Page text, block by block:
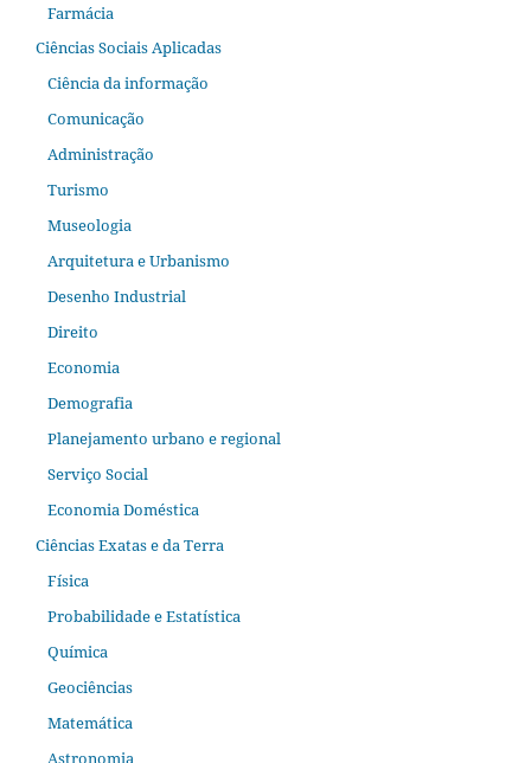
Farmácia
Ciências Sociais Aplicadas
Ciência da informação
Comunicação
Administração
Turismo
Museologia
Arquitetura e Urbanismo
Desenho Industrial
Direito
Economia
Demografia
Planejamento urbano e regional
Serviço Social
Economia Doméstica
Ciências Exatas e da Terra
Física
Probabilidade e Estatística
Química
Geociências
Matemática
Astronomia